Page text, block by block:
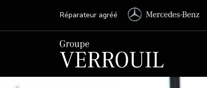
Réparateur agréé